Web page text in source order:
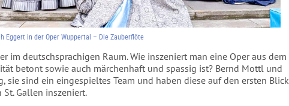
Eggert in der Oper Wuppertal – Die Zauberflöte
im deutschsprachigen Raum. Wie inszeniert man eine Oper aus dem
betont sowie auch märchenhaft und spassig ist? Bernd Mottl und
sie sind ein eingespieltes Team und haben diese auf den ersten Blick
Gallen inszeniert.